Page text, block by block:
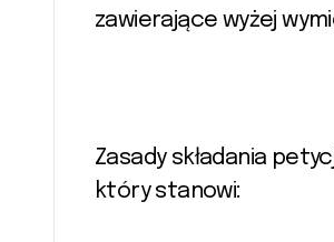
zawierające wyżej
Zasady składania
który stanowi: